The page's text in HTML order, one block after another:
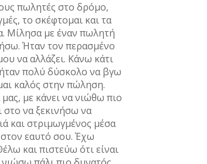
πωλητές στο δρόµο,
το σκέφτοµαι και τα
Μίλησα µε έναν πωλητή
Ήταν τον περασµένο
να αλλάζει. Κάνω κάτι
πολύ δύσκολο να βγω
καλός στην πώληση.
µε κάνει να νιώθω πιο
στο να ξεκινήσω να
και στριµωγµένος µέσα
εαυτό σου. Έχω
και πιστεύω ότι είναι